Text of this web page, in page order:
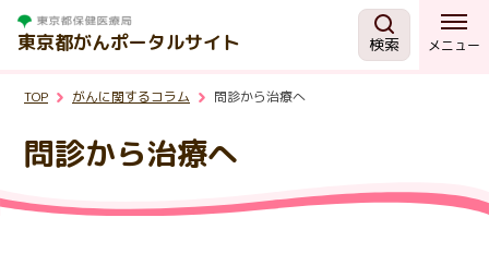
東京都がんポータルサイト 検索 メニュー
がんを知る
TOP がんに関するコラム 問診から治療へ
問診から治療へ